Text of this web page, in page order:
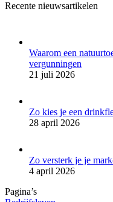
Recente nieuwsartikelen
Waarom een
vergunningen
21 juli 2026
Zo kies je een
28 april 2026
Zo versterk je je
4 april 2026
Pagina’s